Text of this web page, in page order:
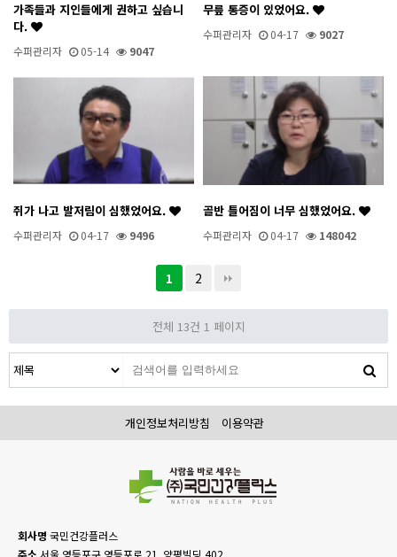
가족들과 지인들에게 권하고 싶습니
다.
수퍼관리자 05-14 9047
무릎 통증이 있었어요.
수퍼관리자 04-17 9027
쥐가 나고 발저림이 심했었어요.
수퍼관리자 04-17 9496
골반 틀어짐이 너무 심했었어요.
수퍼관리자 04-17 148042
1 2
전체 13건 1 페이지
개인정보처리방침 이용약관
회사명 국민건강플러스
주소 서울 영등포구 영등포로 21, 양평빌딩 402